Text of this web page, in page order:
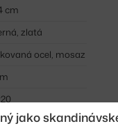
cm
zlatá
ocel, mosaz
jako